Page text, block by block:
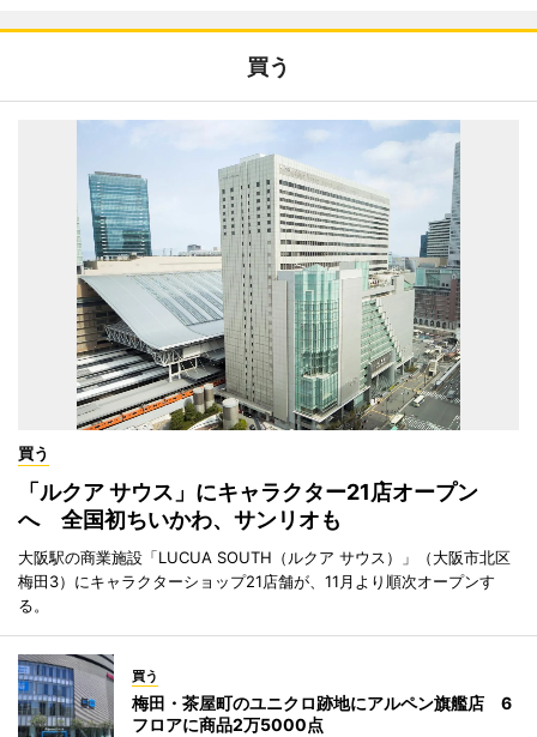
買う
買う
「ルクア サウス」にキャラクター21店オープン
へ 全国初ちいかわ、サンリオも
大阪駅の商業施設「LUCUA SOUTH（ルクア サウス）」（大阪市北区
梅田3）にキャラクターショップ21店舗が、11月より順次オープンす
る。
買う
梅田・茶屋町のユニクロ跡地にアルペン旗艦店 6
フロアに商品2万5000点